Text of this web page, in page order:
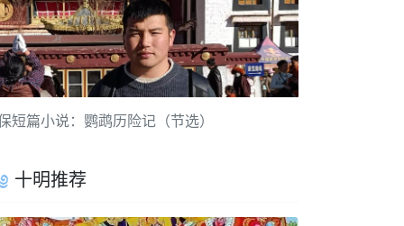
短篇小说：鹦鹉历险记（节选）
十明推荐